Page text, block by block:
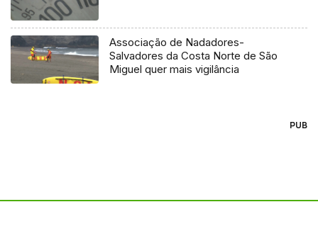
Associação de Nadadores-
Salvadores da Costa Norte de São
Miguel quer mais vigilância
PUB